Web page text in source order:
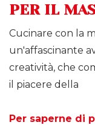
PER IL
Cucinare con la
un'affascinante
creatività, che
il piacere della
Per saperne di